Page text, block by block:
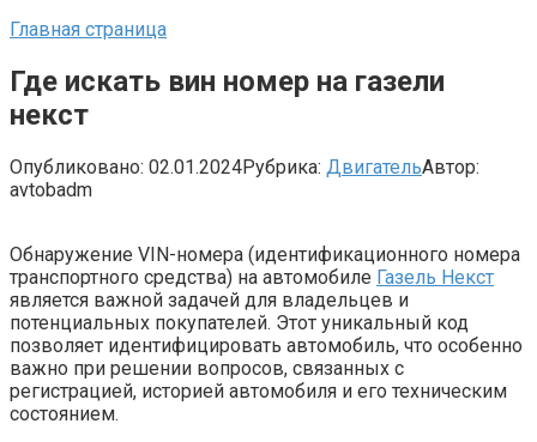
Главная страница
Где искать вин номер на газели
некст
Опубликовано: 02.01.2024Рубрика: ДвигательАвтор:
avtobadm
Обнаружение VIN-номера (идентификационного номера
транспортного средства) на автомобиле Газель Некст
является важной задачей для владельцев и
потенциальных покупателей. Этот уникальный код
позволяет идентифицировать автомобиль, что особенно
важно при решении вопросов, связанных с
регистрацией, историей автомобиля и его техническим
состоянием.